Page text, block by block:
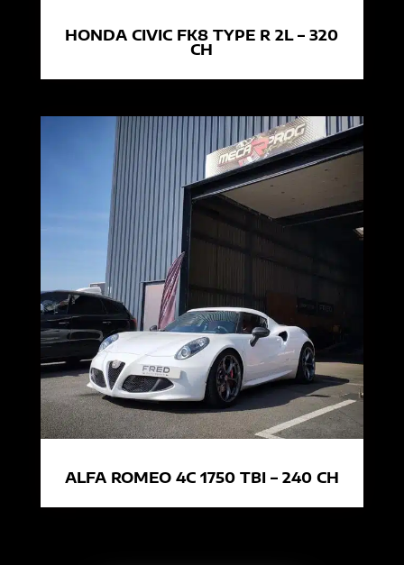
HONDA CIVIC FK8 TYPE R 2L – 320
CH
ALFA ROMEO 4C 1750 TBI – 240 CH